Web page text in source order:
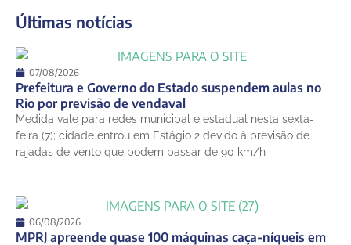
13 de agosto
14 de agosto
Sexta-Feira
15 de agosto
Sábado 25° 21°
Últimas notícias
07/08/2026
Prefeitura e Governo do Estado suspendem aulas no
Rio por previsão de vendaval
Medida vale para redes municipal e estadual nesta sexta-
feira (7); cidade entrou em Estágio 2 devido à previsão de
rajadas de vento que podem passar de 90 km/h
06/08/2026
MPRJ apreende quase 100 máquinas caça-níqueis em